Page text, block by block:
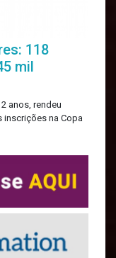
118
mil
anos, rendeu
inscrições na Copa